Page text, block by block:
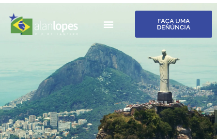
FAÇA UMA
DENÚNCIA